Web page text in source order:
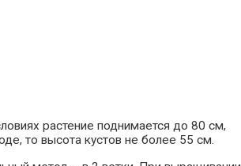
растение поднимается до 80 см,
то высота кустов не более 55 см.